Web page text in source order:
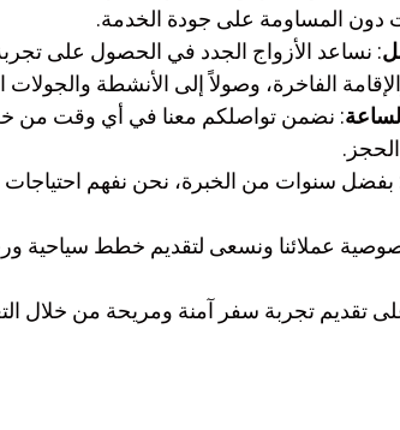
دون المساومة على جودة الخدمة.
: نساعد الأزواج الجدد في الحصول على
الفاخرة، وصولاً إلى الأنشطة والجولات
بفضل سنوات من الخبرة، نحن نفهم احتياجات
عملائنا ونسعى لتقديم خطط سياحية
تقديم تجربة سفر آمنة ومريحة من خلال